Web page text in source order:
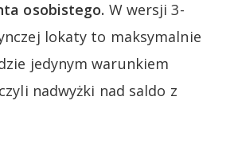
osobistego. W wersji 3-
lokaty to maksymalnie
jedynym warunkiem
nadwyżki nad saldo z